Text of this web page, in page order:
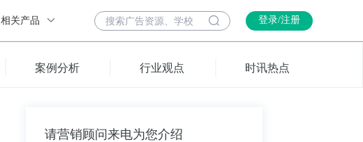
相关产品 登录/注册
案例分析 行业观点 时讯热点
请营销顾问来电为您介绍